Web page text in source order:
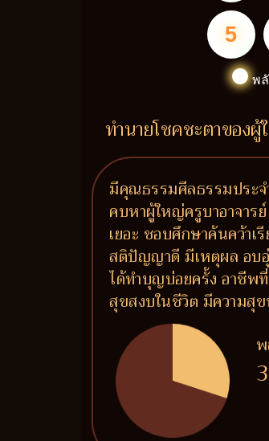
5
พลั
ทำนายโชคชะตาของ
มีคุณธรรมศีลธรรมประจ
คบหาผู้ใหญ่ครูบาอาจาร
เยอะ ชอบศึกษาค้นคว้าเ
สติปัญญาดี มีเหตุผล อบอุ่
ได้ทำบุญบ่อยครั้ง อาชีพ
สุขสงบในชีวิต มีความสุข